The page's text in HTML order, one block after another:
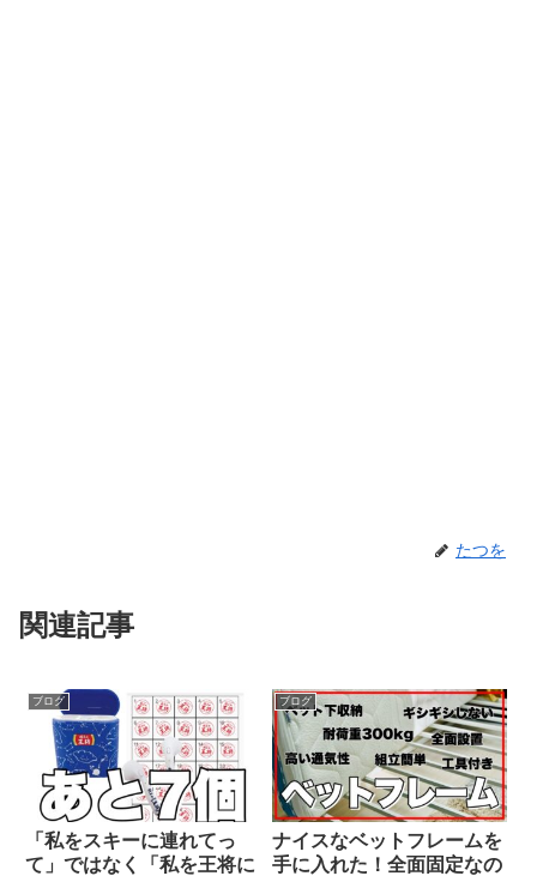
たつを
関連記事
ブログ
「私をスキーに連れてっ
て」ではなく「私を王将に
ブログ
ナイスなベットフレームを
手に入れた！全面固定なの